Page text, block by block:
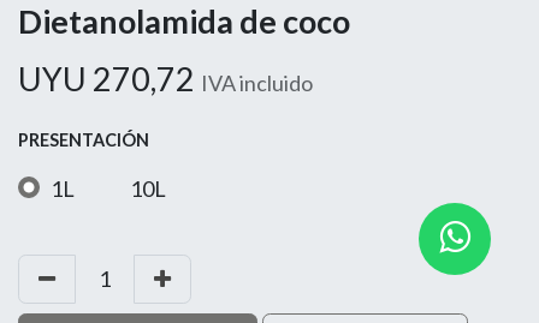
Dietanolamida de coco
UYU 270,72 IVA incluido
PRESENTACIÓN
1L 10L